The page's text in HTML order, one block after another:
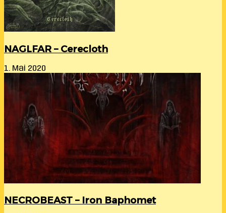
NAGLFAR – Cerecloth
1. Mai 2020
NECROBEAST – Iron Baphomet